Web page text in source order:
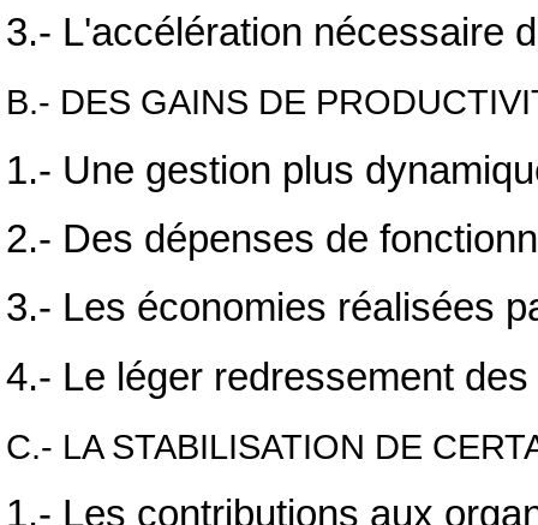
3.- L'accélération nécessaire
B.- DES GAINS DE
1.- Une gestion plus
2.- Des dépenses de
3.- Les économies réalisées
4.- Le léger redressement
C.- LA STABILISATION DE
1.- Les contributions aux